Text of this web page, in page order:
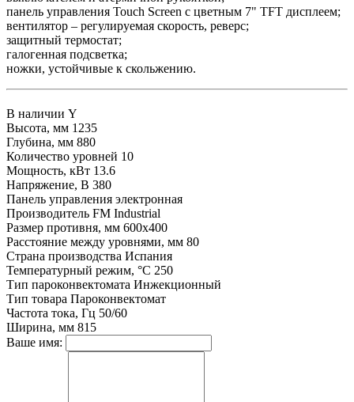
панель управления Touch Screen с цветным 7" TFT дисплеем;
вентилятор – регулируемая скорость, реверс;
защитный термостат;
галогенная подсветка;
ножки, устойчивые к скольжению.
В наличии Y
Высота, мм 1235
Глубина, мм 880
Количество уровней 10
Мощность, кВт 13.6
Напряжение, В 380
Панель управления электронная
Производитель FM Industrial
Размер противня, мм 600х400
Расстояние между уровнями, мм 80
Страна производства Испания
Температурный режим, °C 250
Тип пароконвектомата Инжекционный
Тип товара Пароконвектомат
Частота тока, Гц 50/60
Ширина, мм 815
Ваше имя: